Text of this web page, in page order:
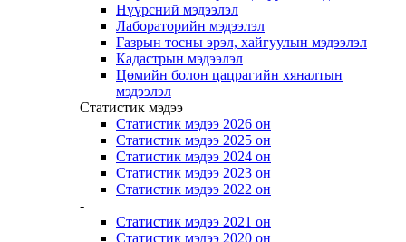
Нүүрсний мэдээлэл
Лабораторийн мэдээлэл
Газрын тосны эрэл, хайгуулын мэдээлэл
Кадастрын мэдээлэл
Цөмийн болон цацрагийн хяналтын
мэдээлэл
Статистик мэдээ
Статистик мэдээ 2026 он
Статистик мэдээ 2025 он
Статистик мэдээ 2024 он
Статистик мэдээ 2023 он
Статистик мэдээ 2022 он
-
Статистик мэдээ 2021 он
Статистик мэдээ 2020 он